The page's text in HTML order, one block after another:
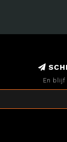
En blijf